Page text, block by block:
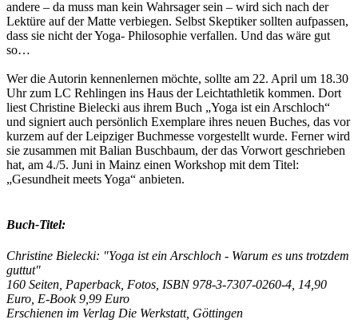
andere – da muss man kein Wahrsager sein – wird sich nach der
Lektüre auf der Matte verbiegen. Selbst Skeptiker sollten aufpassen,
dass sie nicht der Yoga- Philosophie verfallen. Und das wäre gut
so…
Wer die Autorin kennenlernen möchte, sollte am 22. April um 18.30
Uhr zum LC Rehlingen ins Haus der Leichtathletik kommen. Dort
liest Christine Bielecki aus ihrem Buch „Yoga ist ein Arschloch“
und signiert auch persönlich Exemplare ihres neuen Buches, das vor
kurzem auf der Leipziger Buchmesse vorgestellt wurde. Ferner wird
sie zusammen mit Balian Buschbaum, der das Vorwort geschrieben
hat, am 4./5. Juni in Mainz einen Workshop mit dem Titel:
„Gesundheit meets Yoga“ anbieten.
Buch-Titel:
Christine Bielecki: "Yoga ist ein Arschloch - Warum es uns trotzdem
guttut"
160 Seiten, Paperback, Fotos, ISBN 978-3-7307-0260-4, 14,90
Euro, E-Book 9,99 Euro
Erschienen im Verlag Die Werkstatt, Göttingen